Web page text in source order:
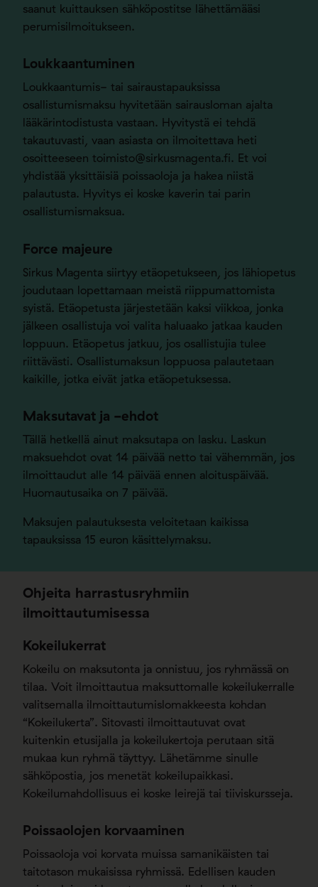
saanut kuittauksen sähköpostitse lähettämääsi
perumisilmoitukseen.
Loukkaantuminen
Loukkaantumis- tai sairaustapauksissa
osallistumismaksu hyvitetään sairausloman ajalta
lääkärintodistusta vastaan. Hyvitystä ei tehdä
takautuvasti, vaan asiasta on ilmoitettava heti
osoitteeseen toimisto@sirkusmagenta.fi. Et voi
yhdistää yksittäisiä poissaoloja ja hakea niistä
palautusta. Hyvitys ei koske kaverin tai parin
osallistumismaksua.
Force majeure
Sirkus Magenta siirtyy etäopetukseen, jos lähiopetus
joudutaan lopettamaan meistä riippumattomista
syistä. Etäopetusta järjestetään kaksi viikkoa, jonka
jälkeen osallistuja voi valita haluaako jatkaa kauden
loppuun. Etäopetus jatkuu, jos osallistujia tulee
riittävästi. Osallistumaksun loppuosa palautetaan
kaikille, jotka eivät jatka etäopetuksessa.
Maksutavat ja -ehdot
Tällä hetkellä ainut maksutapa on lasku. Laskun
maksuehdot ovat 14 päivää netto tai vähemmän, jos
ilmoittaudut alle 14 päivää ennen aloituspäivää.
Huomautusaika on 7 päivää.
Maksujen palautuksesta veloitetaan kaikissa
tapauksissa 15 euron käsittelymaksu.
Ohjeita harrastusryhmiin
ilmoittautumisessa
Kokeilukerrat
Kokeilu on maksutonta ja onnistuu, jos ryhmässä on
tilaa. Voit ilmoittautua maksuttomalle kokeilukerralle
valitsemalla ilmoittautumislomakkeesta kohdan
“Kokeilukerta”. Sitovasti ilmoittautuvat ovat
kuitenkin etusijalla ja kokeilukertoja perutaan sitä
mukaa kun ryhmä täyttyy. Lähetämme sinulle
sähköpostia, jos menetät kokeilupaikkasi.
Kokeilumahdollisuus ei koske leirejä tai tiiviskursseja.
Poissaolojen korvaaminen
Poissaoloja voi korvata muissa samanikäisten tai
taitotason mukaisissa ryhmissä. Edellisen kauden